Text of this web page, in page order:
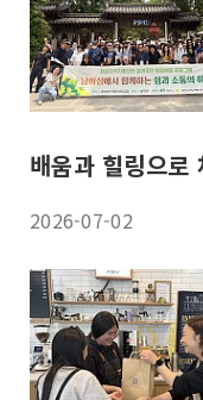
2026-07-02